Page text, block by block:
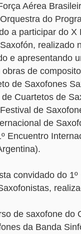
Aérea
do
a participar do X
realizado
e apresentando
de
de Saxofones
Cuartetos de
de
de
Encuentro
convidado do
de saxofone do
da Banda